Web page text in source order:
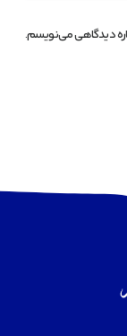
دیدگاهی می‌نویسم.